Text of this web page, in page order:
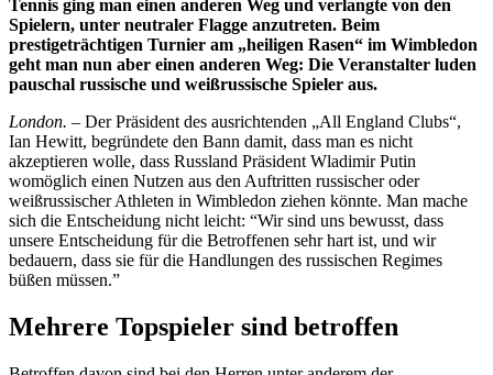
Tennis ging man einen anderen Weg und verlangte von den
Spielern, unter neutraler Flagge anzutreten. Beim
prestigeträchtigen Turnier am „heiligen Rasen“ im Wimbledon
geht man nun aber einen anderen Weg: Die Veranstalter luden
pauschal russische und weißrussische Spieler aus.
London. – Der Präsident des ausrichtenden „All England Clubs“,
Ian Hewitt, begründete den Bann damit, dass man es nicht
akzeptieren wolle, dass Russland Präsident Wladimir Putin
womöglich einen Nutzen aus den Auftritten russischer oder
weißrussischer Athleten in Wimbledon ziehen könnte. Man mache
sich die Entscheidung nicht leicht: “Wir sind uns bewusst, dass
unsere Entscheidung für die Betroffenen sehr hart ist, und wir
bedauern, dass sie für die Handlungen des russischen Regimes
büßen müssen.”
Mehrere Topspieler sind betroffen